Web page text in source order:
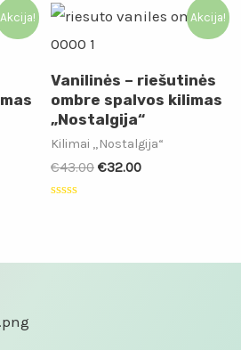
5
Akcija! Akcija!
Vanilinės – riešutinės
ombre spalvos kilimas
„Nostalgija“
Kilimai „Nostalgija“
€43.00 €32.00